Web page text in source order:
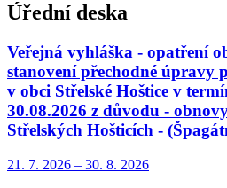
Úřední deska
Veřejná vyhláška - opatření
stanovení přechodné úpravy
v obci Střelské Hoštice v
30.08.2026 z důvodu -
Střelských Hošticích -
21. 7. 2026 – 30. 8. 2026